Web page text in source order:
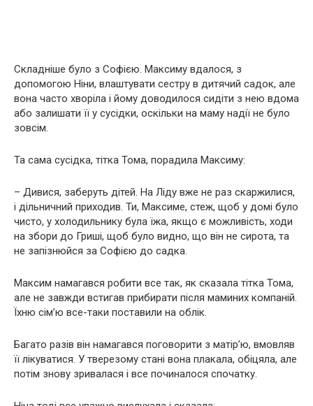
Складніше було з Софією. Максиму вдалося, з
допомогою Ніни, влаштувати сестру в дитячий садок, але
вона часто хворіла і йому доводилося сидіти з нею вдома
або залишати її у сусідки, оскільки на маму надії не було
зовсім.
Та сама сусідка, тітка Тома, порадила Максиму:
– Дивися, заберуть дітей. На Ліду вже не раз скаржилися,
і дільничний приходив. Ти, Максиме, стеж, щоб у домі було
чисто, у холодильнику була їжа, якщо є можливість, ходи
на збори до Гриші, щоб було видно, що він не сирота, та
не запізнюйся за Софією до садка.
Максим намагався робити все так, як сказала тітка Тома,
але не завжди встигав прибирати після маминих компаній.
Їхню сім’ю все-таки поставили на облік.
Багато разів він намагався поговорити з матір’ю, вмовляв
її лікуватися. У тверезому стані вона плакала, обіцяла, але
потім знову зривалася і все починалося спочатку.